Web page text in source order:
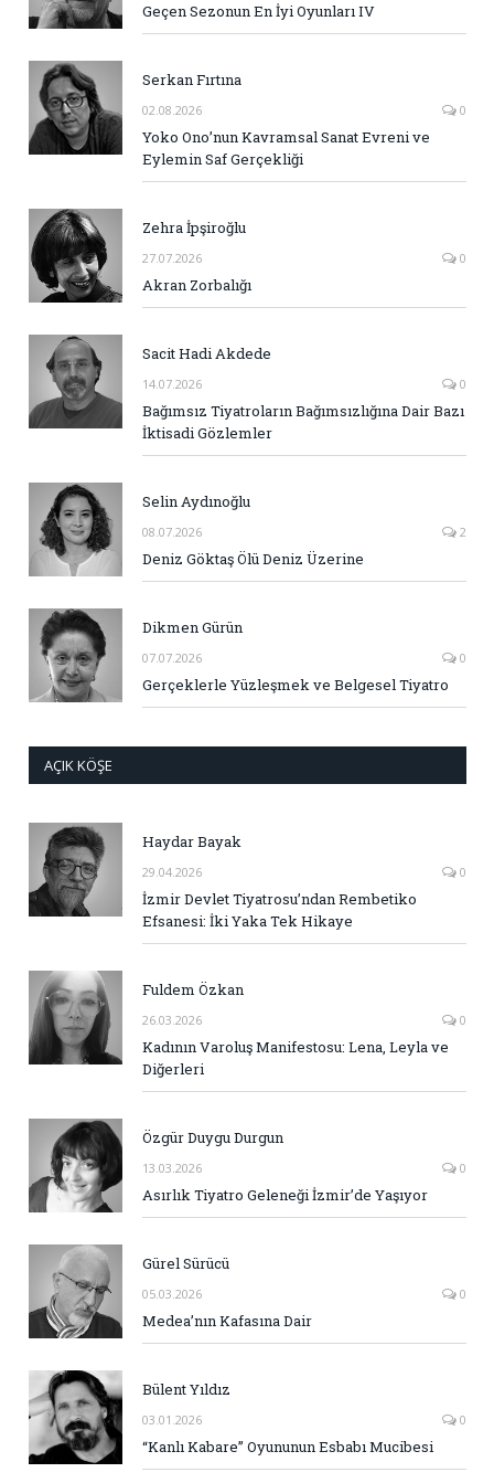
Geçen Sezonun En İyi Oyunları IV
Serkan Fırtına
02.08.2026 0
Yoko Ono’nun Kavramsal Sanat Evreni ve
Eylemin Saf Gerçekliği
Zehra İpşiroğlu
27.07.2026 0
Akran Zorbalığı
Sacit Hadi Akdede
14.07.2026 0
Bağımsız Tiyatroların Bağımsızlığına Dair Bazı
İktisadi Gözlemler
Selin Aydınoğlu
08.07.2026 2
Deniz Göktaş Ölü Deniz Üzerine
Dikmen Gürün
07.07.2026 0
Gerçeklerle Yüzleşmek ve Belgesel Tiyatro
AÇIK KÖŞE
Haydar Bayak
29.04.2026 0
İzmir Devlet Tiyatrosu’ndan Rembetiko
Efsanesi: İki Yaka Tek Hikaye
Fuldem Özkan
26.03.2026 0
Kadının Varoluş Manifestosu: Lena, Leyla ve
Diğerleri
Özgür Duygu Durgun
13.03.2026 0
Asırlık Tiyatro Geleneği İzmir’de Yaşıyor
Gürel Sürücü
05.03.2026 0
Medea’nın Kafasına Dair
Bülent Yıldız
03.01.2026 0
“Kanlı Kabare” Oyununun Esbabı Mucibesi